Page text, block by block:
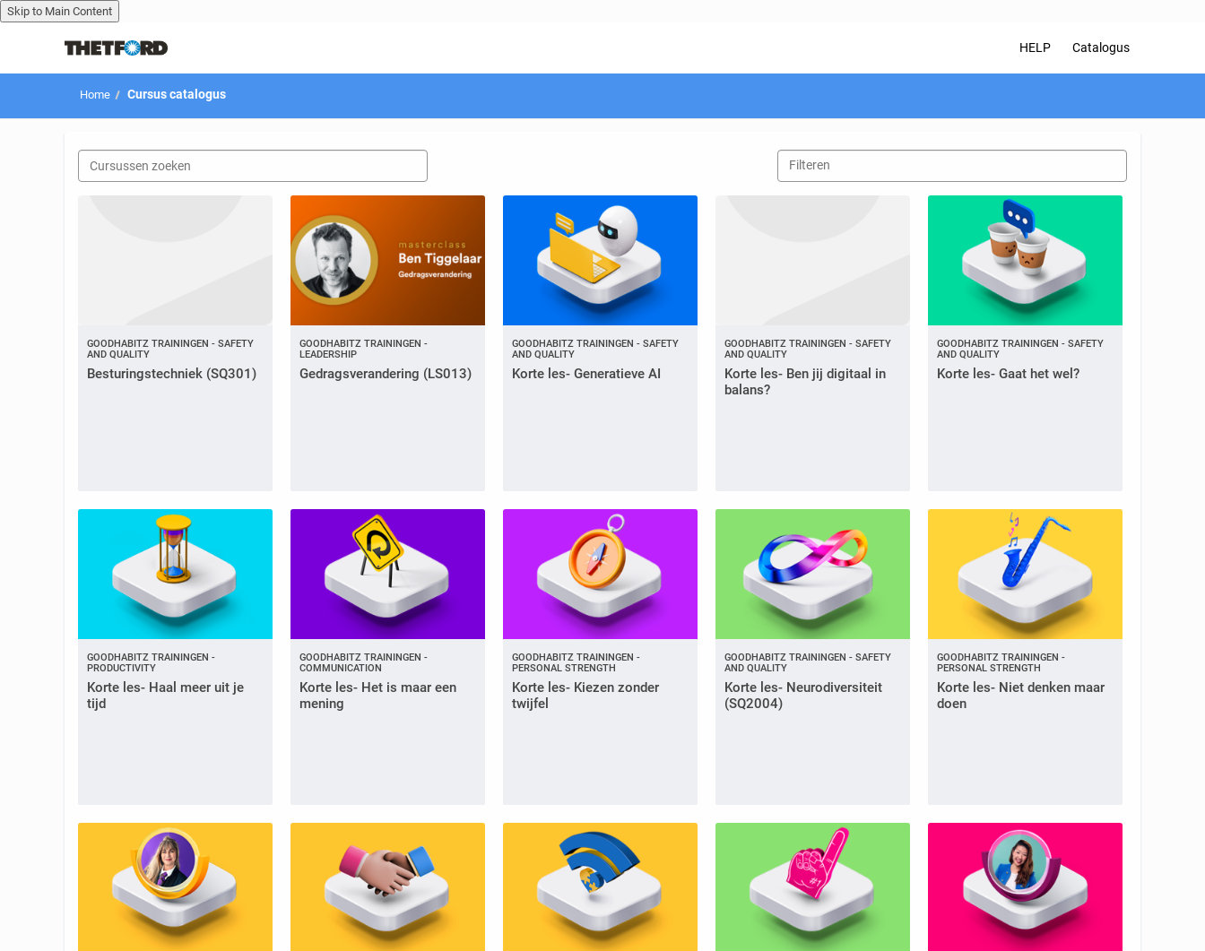
Skip to Main Content
Overslaan naar hoofdinhoud
HELP Catalogus
Home Cursus catalogus
GOODHABITZ TRAININGEN - SAFETY
AND QUALITY
Besturingstechniek (SQ301)
GOODHABITZ TRAININGEN -
LEADERSHIP
Gedragsverandering (LS013)
GOODHABITZ TRAININGEN - SAFETY
AND QUALITY
Korte les- Generatieve AI
GOODHABITZ TRAININGEN - SAFETY
AND QUALITY
Korte les- Ben jij digitaal in
balans?
GOODHABITZ TRAININGEN - SAFETY
AND QUALITY
Korte les- Gaat het wel?
GOODHABITZ TRAININGEN -
PRODUCTIVITY
Korte les- Haal meer uit je
tijd
GOODHABITZ TRAININGEN -
COMMUNICATION
Korte les- Het is maar een
mening
GOODHABITZ TRAININGEN -
PERSONAL STRENGTH
Korte les- Kiezen zonder
twijfel
GOODHABITZ TRAININGEN - SAFETY
AND QUALITY
Korte les- Neurodiversiteit
(SQ2004)
GOODHABITZ TRAININGEN -
PERSONAL STRENGTH
Korte les- Niet denken maar
doen